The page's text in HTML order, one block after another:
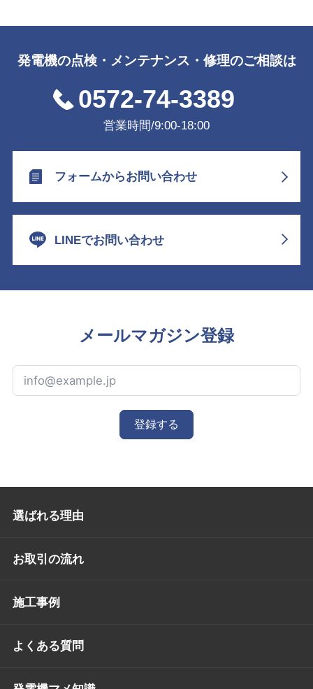
発電機の点検・メンテナンス・修理のご相談は
0572-74-3389
営業時間/9:00-18:00
フォームからお問い合わせ
LINEでお問い合わせ
メールマガジン登録
登録する
選ばれる理由
お取引の流れ
施工事例
よくある質問